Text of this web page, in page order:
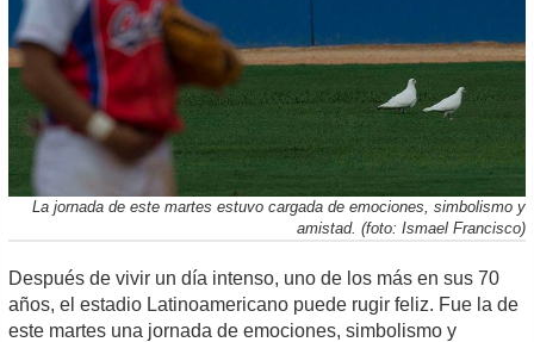
La jornada de este martes estuvo cargada de emociones, simbolismo y
amistad. (foto: Ismael Francisco)
Después de vivir un día intenso, uno de los más en sus 70
años, el estadio Latinoamericano puede rugir feliz. Fue la de
este martes una jornada de emociones, simbolismo y